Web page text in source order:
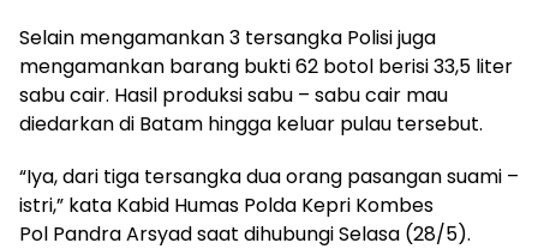
Selain mengamankan 3 tersangka Polisi juga
mengamankan barang bukti 62 botol berisi 33,5 liter
sabu cair. Hasil produksi sabu – sabu cair mau
diedarkan di Batam hingga keluar pulau tersebut.
“Iya, dari tiga tersangka dua orang pasangan suami –
istri,” kata Kabid Humas Polda Kepri Kombes
Pol Pandra Arsyad saat dihubungi Selasa (28/5).